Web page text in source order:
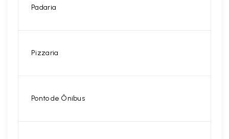
Padaria
Pizzaria
Ponto de Ônibus